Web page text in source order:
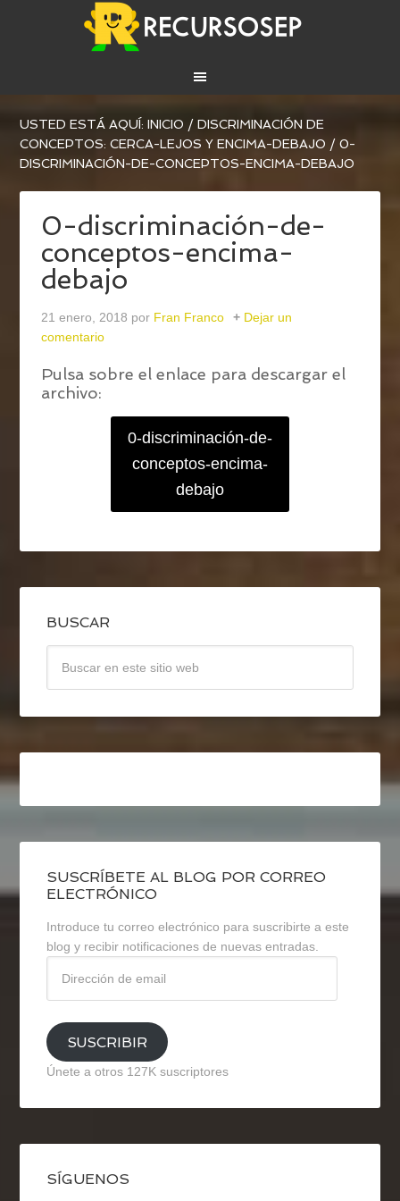
USTED ESTÁ AQUÍ:INICIO / DISCRIMINACIÓN DE
CONCEPTOS: CERCA-LEJOS Y ENCIMA-DEBAJO / 0-
DISCRIMINACIÓN-DE-CONCEPTOS-ENCIMA-DEBAJO
0-discriminación-de-
conceptos-encima-
debajo
21 enero, 2018 por Fran Franco
Dejar un
comentario
Pulsa sobre el enlace para descargar el
archivo:
0-discriminación-de-
conceptos-encima-
debajo
BUSCAR
SUSCRÍBETE AL BLOG POR CORREO
ELECTRÓNICO
Introduce tu correo electrónico para suscribirte a este
blog y recibir notificaciones de nuevas entradas.
email
SUSCRIBIR
Únete a otros 127K suscriptores
SÍGUENOS